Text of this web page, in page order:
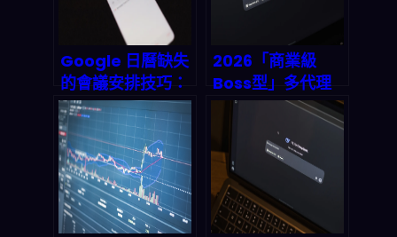
Google 日曆缺失
的會議安排技巧：
用 AI 自動提議時
段、解析郵件需求
並串起日曆即時更
新
2026「商業級
Boss型」多代理
AI Agent 到底會
怎麼改寫企業工作
流？
Diana×OpenCl
aw 觀察筆記